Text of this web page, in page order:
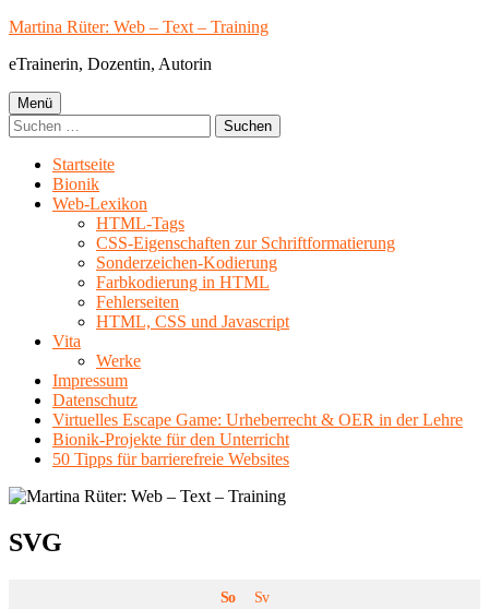
Springe
Inhalt
Martina Rüter: Web – Text – Training
eTrainerin, Dozentin, Autorin
Primäres
Menü
Menü
Suchen
nach:
Startseite
Bionik
Web-Lexikon
HTML-Tags
CSS-Eigenschaften zur Schriftformatierung
Sonderzeichen-Kodierung
Farbkodierung in HTML
Fehlerseiten
HTML, CSS und Javascript
Vita
Werke
Impressum
Datenschutz
Virtuelles Escape Game: Urheberrecht & OER in der Lehre
Bionik-Projekte für den Unterricht
50 Tipps für barrierefreie Websites
Schlagwort:
SVG
So Sv